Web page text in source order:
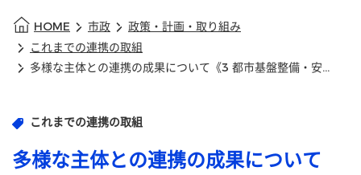
HOME 市政
政策・計画・取り組み
これまでの連携の取組
多様な主体との連携の成果について《3 都市基盤整備・安心安全》
これまでの連携の取組
多様な主体との連携の成果について